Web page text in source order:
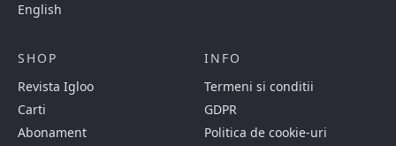
English
SHOP
Revista Igloo
Carti
Abonament
INFO
Termeni si conditii
GDPR
Politica de cookie-uri